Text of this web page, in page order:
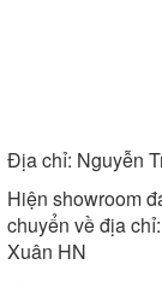
Địa chỉ: Nguyễn
Hiện showroom đang sửa chữa, mọi giao dịch vui lòng
chuyển về địa
Xuân HN